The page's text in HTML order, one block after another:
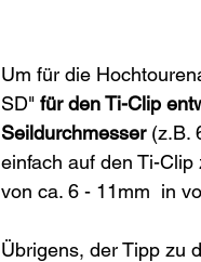
Um für die
SD" für den Ti-Clip
Seildurchmesser (z.B.
einfach auf den Ti-
von ca. 6 - 11mm  in
Übrigens, der Tipp zu